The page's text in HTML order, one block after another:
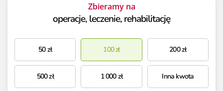
Zbieramy na
operacje, leczenie, rehabilitację
50zł 100zł 200zł
500zł 1 000zł Inna kwota